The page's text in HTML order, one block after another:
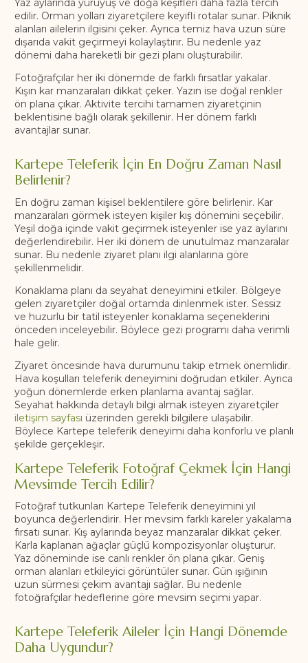
Yaz aylarında yürüyüş ve doğa keşifleri daha fazla tercih
edilir. Orman yolları ziyaretçilere keyifli rotalar sunar. Piknik
alanları ailelerin ilgisini çeker. Ayrıca temiz hava uzun süre
dışarıda vakit geçirmeyi kolaylaştırır. Bu nedenle yaz
dönemi daha hareketli bir gezi planı oluşturabilir.
Fotoğrafçılar her iki dönemde de farklı fırsatlar yakalar.
Kışın kar manzaraları dikkat çeker. Yazın ise doğal renkler
ön plana çıkar. Aktivite tercihi tamamen ziyaretçinin
beklentisine bağlı olarak şekillenir. Her dönem farklı
avantajlar sunar.
Kartepe Teleferik İçin En Doğru Zaman Nasıl
Belirlenir?
En doğru zaman kişisel beklentilere göre belirlenir. Kar
manzaraları görmek isteyen kişiler kış dönemini seçebilir.
Yeşil doğa içinde vakit geçirmek isteyenler ise yaz aylarını
değerlendirebilir. Her iki dönem de unutulmaz manzaralar
sunar. Bu nedenle ziyaret planı ilgi alanlarına göre
şekillenmelidir.
Konaklama planı da seyahat deneyimini etkiler. Bölgeye
gelen ziyaretçiler doğal ortamda dinlenmek ister. Sessiz
ve huzurlu bir tatil isteyenler konaklama seçeneklerini
önceden inceleyebilir. Böylece gezi programı daha verimli
hale gelir.
Ziyaret öncesinde hava durumunu takip etmek önemlidir.
Hava koşulları teleferik deneyimini doğrudan etkiler. Ayrıca
yoğun dönemlerde erken planlama avantaj sağlar.
Seyahat hakkında detaylı bilgi almak isteyen ziyaretçiler
iletişim sayfası üzerinden gerekli bilgilere ulaşabilir.
Böylece Kartepe teleferik deneyimi daha konforlu ve planlı
şekilde gerçekleşir.
Kartepe Teleferik Fotoğraf Çekmek İçin Hangi
Mevsimde Tercih Edilir?
Fotoğraf tutkunları Kartepe Teleferik deneyimini yıl
boyunca değerlendirir. Her mevsim farklı kareler yakalama
fırsatı sunar. Kış aylarında beyaz manzaralar dikkat çeker.
Karla kaplanan ağaçlar güçlü kompozisyonlar oluşturur.
Yaz döneminde ise canlı renkler ön plana çıkar. Geniş
orman alanları etkileyici görüntüler sunar. Gün ışığının
uzun sürmesi çekim avantajı sağlar. Bu nedenle
fotoğrafçılar hedeflerine göre mevsim seçimi yapar.
Kartepe Teleferik Aileler İçin Hangi Dönemde
Daha Uygundur?